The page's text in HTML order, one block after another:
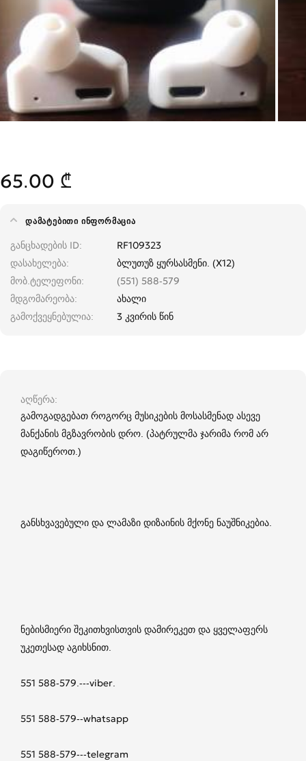
65.00 ₾
ᲓᲐᲛᲐᲢᲔᲑᲘᲗᲘ ᲘᲜᲤᲝᲠᲛᲐᲪᲘᲐ
განცხადების ID
RF109323
დასახელება
ბლუთუზ ყურსასმენი. (X12)
მობ.ტელეფონი
(551) 588-579
მდგომარეობა
ახალი
გამოქვეყნებულია
3 კვირის წინ
აღწერა
გამოგადგებათ როგორც მუსიკების მოსასმენად ასევე
მანქანის მგზავრობის დრო. (პატრულმა ჯარიმა რომ არ
დაგიწეროთ.)
განსხვავებული და ლამაზი დიზაინის მქონე ნაუშნიკებია.
ნებისმიერი შეკითხვისთვის დამირეკეთ და ყველაფერს
უკეთესად აგიხსნით.
551 588-579.---viber.
551 588-579--whatsapp
551 588-579---telegram